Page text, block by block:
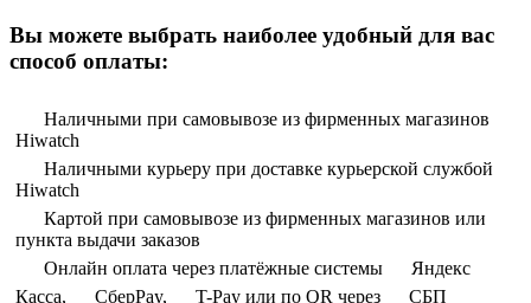
Вы можете выбрать наиболее удобный для вас
способ оплаты:
Наличными при самовывозе из фирменных магазинов
Hiwatch
Наличными курьеру при доставке курьерской службой
Hiwatch
Картой при самовывозе из фирменных магазинов или
пункта выдачи заказов
Онлайн оплата через платёжные системы
Яндекс
Касса,
СберPay, T-Pay или по QR через
СБП